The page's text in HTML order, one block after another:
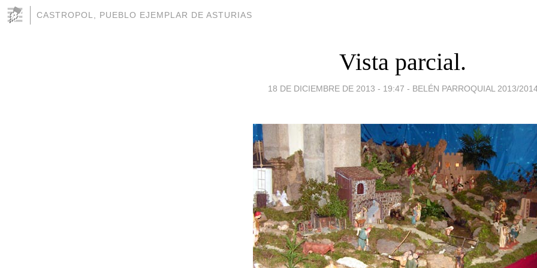
CASTROPOL, PUEBLO EJEMPLAR DE ASTURIAS
Vista parcial.
18 DE DICIEMBRE DE 2013 - 19:47 - BELÉN PARROQUIAL 2013/